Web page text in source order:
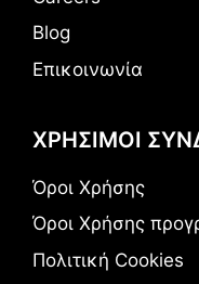
Blog
Επικοινωνία
ΧΡΗΣΙΜΟΙ
Όροι Χρήσης
Όροι Χρήσης
Πολιτική Cookies